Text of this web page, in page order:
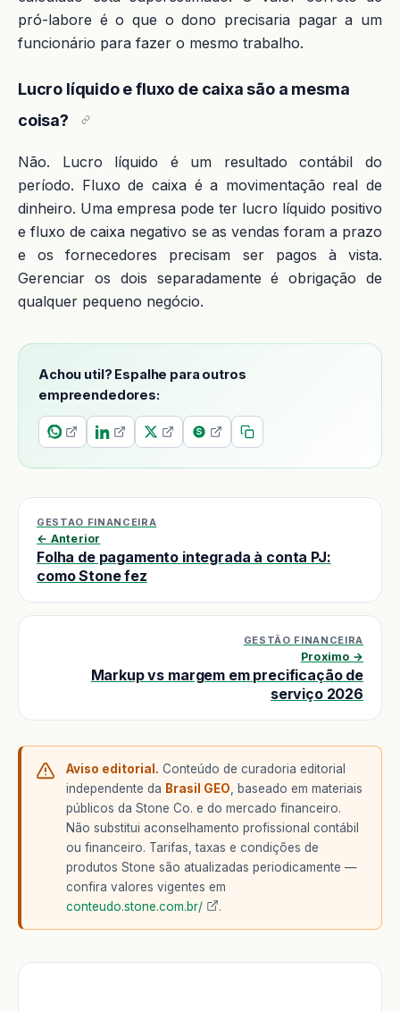
pró-labore é o que o dono precisaria pagar a um
funcionário para fazer o mesmo trabalho.
Lucro líquido e fluxo de caixa são a mesma
coisa?
Não. Lucro líquido é um resultado contábil do
período. Fluxo de caixa é a movimentação real de
dinheiro. Uma empresa pode ter lucro líquido positivo
e fluxo de caixa negativo se as vendas foram a prazo
e os fornecedores precisam ser pagos à vista.
Gerenciar os dois separadamente é obrigação de
qualquer pequeno negócio.
Achou util? Espalhe para outros
empreendedores:
GESTAO FINANCEIRA
← Anterior
Folha de pagamento integrada à conta PJ:
como Stone fez
GESTÃO FINANCEIRA
Proximo →
Markup vs margem em precificação de
serviço 2026
Aviso editorial. Conteúdo de curadoria editorial
independente da Brasil GEO , baseado em materiais
públicos da Stone Co. e do mercado financeiro.
Não substitui aconselhamento profissional contábil
ou financeiro. Tarifas, taxas e condições de
produtos Stone são atualizadas periodicamente —
confira valores vigentes em
conteudo.stone.com.br/
.